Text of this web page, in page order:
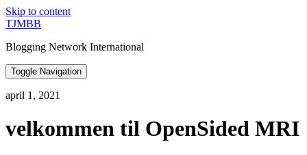
Skip to content
TJMBB
Blogging Network International
Toggle Navigation
april 1, 2021
velkommen til OpenSided MRI